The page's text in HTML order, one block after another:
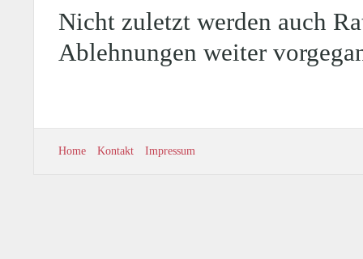
Nicht zuletzt werden auch
Ablehnungen weiter
Home Kontakt Impressum